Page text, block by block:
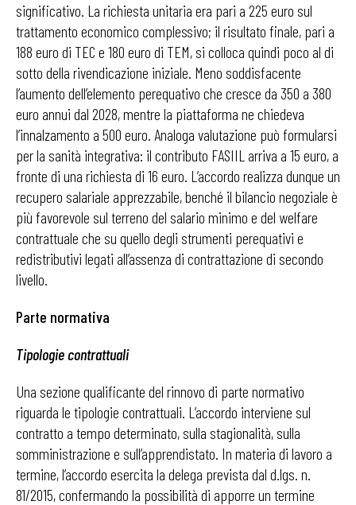
significativo. La richiesta unitaria era pari a 225 euro sul
trattamento economico complessivo; il risultato finale, pari a
188 euro di TEC e 180 euro di TEM, si colloca quindi poco al di
sotto della rivendicazione iniziale. Meno soddisfacente
l’aumento dell’elemento perequativo che cresce da 350 a 380
euro annui dal 2028, mentre la piattaforma ne chiedeva
l’innalzamento a 500 euro. Analoga valutazione può formularsi
per la sanità integrativa: il contributo FASIIL arriva a 15 euro, a
fronte di una richiesta di 16 euro. L’accordo realizza dunque un
recupero salariale apprezzabile, benché il bilancio negoziale è
più favorevole sul terreno del salario minimo e del welfare
contrattuale che su quello degli strumenti perequativi e
redistributivi legati all’assenza di contrattazione di secondo
livello.
Parte normativa
Tipologie contrattuali
Una sezione qualificante del rinnovo di parte normativo
riguarda le tipologie contrattuali. L’accordo interviene sul
contratto a tempo determinato, sulla stagionalità, sulla
somministrazione e sull’apprendistato. In materia di lavoro a
termine, l’accordo esercita la delega prevista dal d.lgs. n.
81/2015, confermando la possibilità di apporre un termine